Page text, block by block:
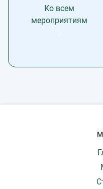
Ко всем
мероприятиям